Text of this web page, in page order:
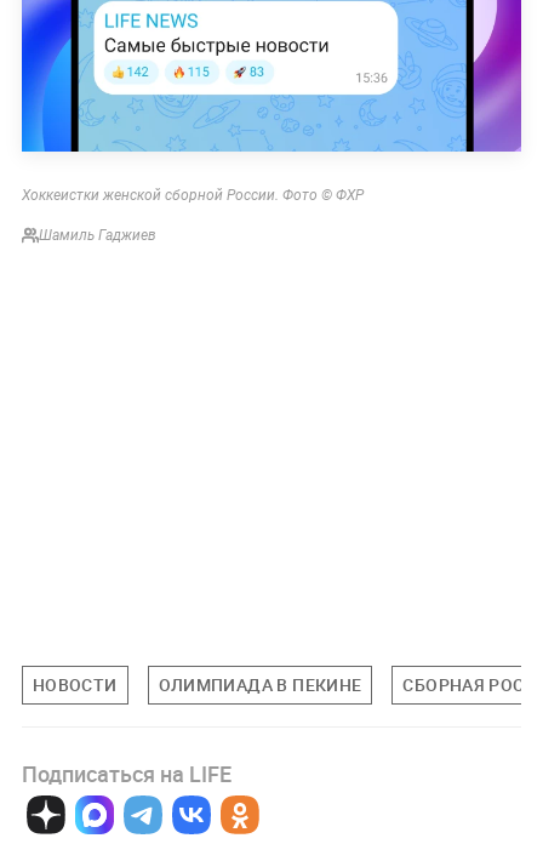
Хоккеистки женской сборной России. Фото © ФХР
Шамиль Гаджиев
НОВОСТИ ОЛИМПИАДА В ПЕКИНЕ СБОРНАЯ
Подписаться на LIFE